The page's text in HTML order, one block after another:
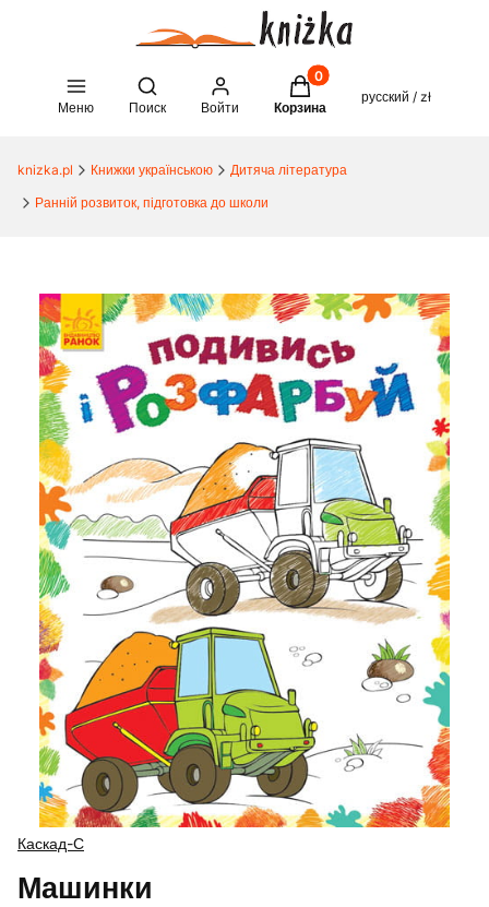
Меню
Open search engine
Поиск Войти
Товары в корзине: 0.
Корзина
русский / zł
knizka.pl Книжки українською
Дитяча література
Ранній розвиток, підготовка до школи
Каскад-С
Машинки